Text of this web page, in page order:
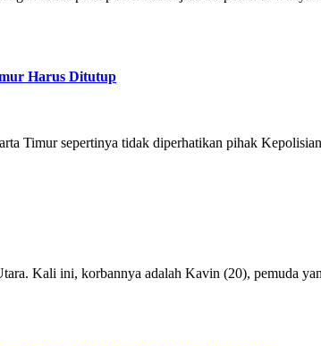
Harus Ditutup
Timur sepertinya tidak diperhatikan pihak
Kali ini, korbannya adalah Kavin (20), pemuda